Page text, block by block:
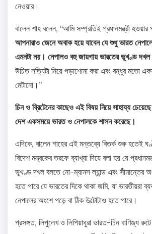
নেওয়ার।
বালেন শাহ বলেন, “আমি সম্প্রতিই প্রধানমন্ত্রী হওয়ার
আপনারাও জেনে অবাক হয়ে যাবেন যে শুধু ভারত
এমনটা নয়। নেপালও বহু জায়গায় ভারতের ভূখণ্ড দখল
উচিত সত্যিটা নিয়ে পড়াশোনা করা এবং বন্ধুর মতো
মেটানো।”
চিন ও ব্রিটেনের কাছেও এই বিষয় নিয়ে সাহায্য
দেশ একসময়ে ভারত ও নেপালকে শাসন করেছে।
এদিকে, বালেন শাহের এই মন্তব্যে বিতর্ক শুরু হতেই
বিদেশ মন্ত্রকের তরফে ব্যাখ্যা দিয়ে বলা হয় যে
ভূখণ্ড দখল বলতে নো-ম্যানস ল্যান্ড এবং সীমান্তের
হতে পারে যে ভারতের দিকে থাকা জমি, যা ভারতীয়রা
নেপালের অংশে পড়ে বা ঠিক উল্টোটাও হতে পারে।
প্রসঙ্গত, লিপুলেখ ও লিপিয়াধুরা ভারত-চিন বাণিজ্য